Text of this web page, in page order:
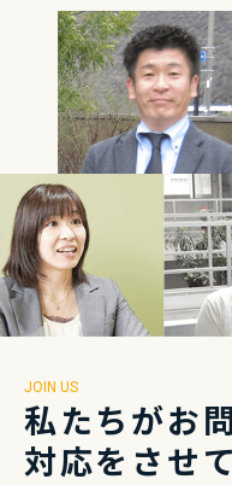
JOIN US
私たちがお
対応をさせ